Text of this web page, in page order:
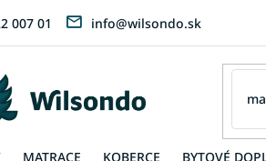
007 01 info@wilsondo.sk
MATRACE KOBERCE BYTOVÉ